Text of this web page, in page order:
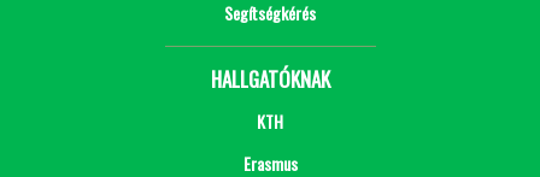
Segítségkérés
HALLGATÓKNAK
KTH
Erasmus